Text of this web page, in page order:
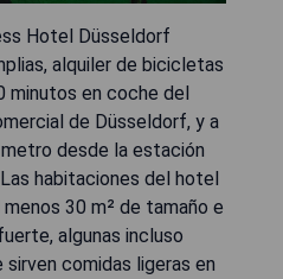
Hotel Düsseldorf
alquiler de bicicletas
minutos en coche del
de Düsseldorf, y a
desde la estación
habitaciones del hotel
30 m² de tamaño e
algunas incluso
comidas ligeras en